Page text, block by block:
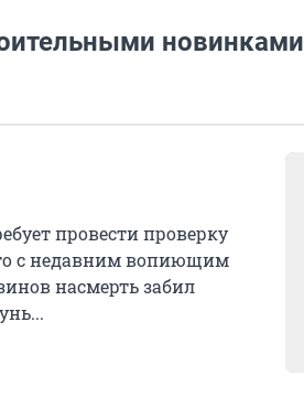
новинками
провести проверку
с недавним вопиющим
насмерть забил